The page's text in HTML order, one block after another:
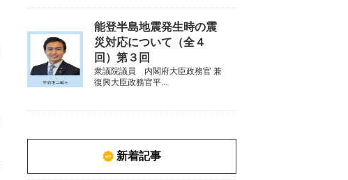
能登半島地震発生時の震
災対応について（全４
回）第３回
衆議院議員 内閣府大臣政務官 兼
復興大臣政務官平...
新着記事